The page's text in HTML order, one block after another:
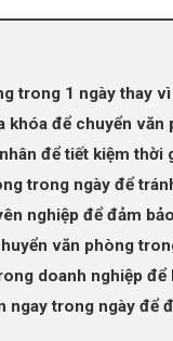
trong 1 ngày thay
khóa để chuyển
để tiết kiệm thời
trong ngày để
nghiệp để đảm
văn phòng
doanh nghiệp
ngay trong ngày để